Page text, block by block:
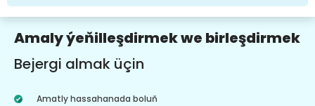
Amaly ýeňilleşdirmek we birleşdirmek
Bejergi almak üçin
Amatly hassahanada boluň